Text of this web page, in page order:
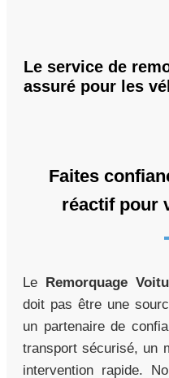
Le service de
assuré pour les
Faites
réactif pour
Le Remorquage
doit pas être une
un partenaire de
transport sécurisé, un
intervention rapide.